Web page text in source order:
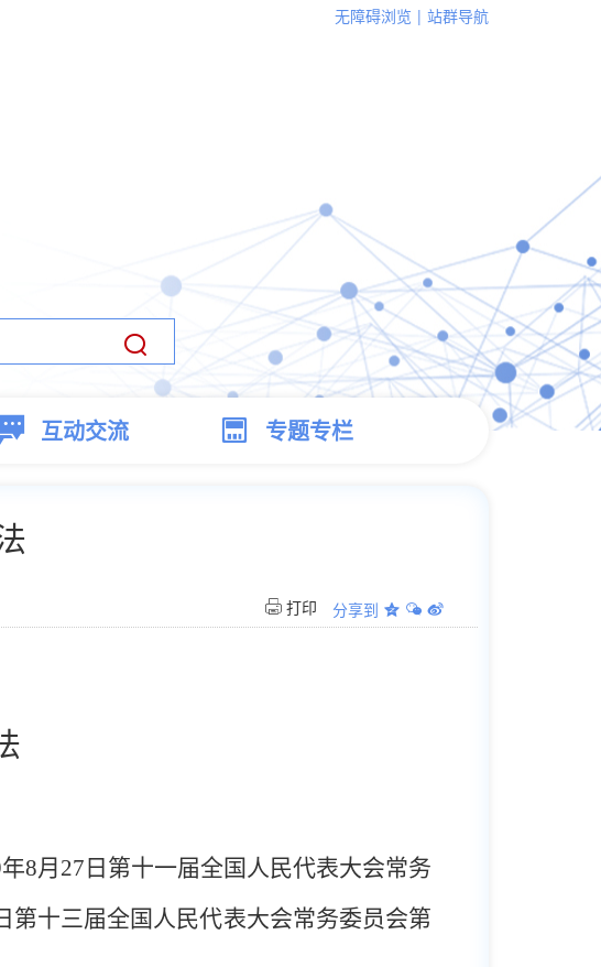
无障碍浏览 站群导航
互动交流 专题专栏
打印 分享到
年8月 27 日第十一届全国人民代表大会常务
第十三届全国人民代表大会常务委员会第